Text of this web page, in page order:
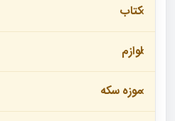
کتاب
لوازم
موزه سکه